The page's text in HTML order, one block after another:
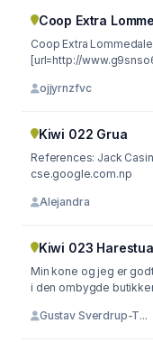
Coop Extra
Coop Extra
[url=http://
ojjyrnzfvc
Kiwi 022 Grua
References: Jack Casino Bonus ohne Einzahlung
cse.google.com.np
Alejandra
Kiwi 023 Harestua
Min kone og jeg er
i den ombygde
Gustav Sverdrup-T...